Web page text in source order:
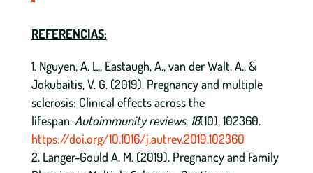
REFERENCIAS:
Nguyen, A. L., Eastaugh, A., van der Walt, A., &
Jokubaitis, V. G. (2019). Pregnancy and multiple
sclerosis: Clinical effects across the
lifespan.Autoimmunity reviews, 18(10), 102360.
https://doi.org/10.1016/j.autrev.2019.102360
Langer-Gould A. M. (2019). Pregnancy and Family